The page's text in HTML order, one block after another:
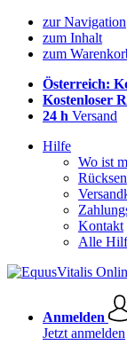
zur Navigation
zum Inhalt
zum
Österreich:
Kostenloser
24 h Versand
Hilfe
Wo ist
Kontakt
Alle
Anmelden
Jetzt anmelden